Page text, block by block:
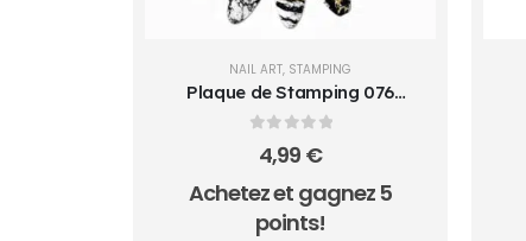
NAIL ART, STAMPING
Plaque de Stamping 076
Nicole Diary
sur 5
4,99 €
Achetez et gagnez 5
points!